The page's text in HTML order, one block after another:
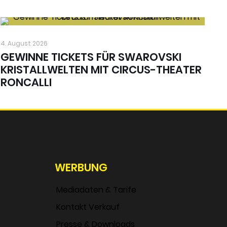
4. August 2026
GEWINNE TICKETS FÜR SWAROVSKI
KRISTALLWELTEN MIT CIRCUS-THEATER
RONCALLI
WERBUNG
Mediadaten & Tarife
Kontakt Verkauf
Presse & Downloads